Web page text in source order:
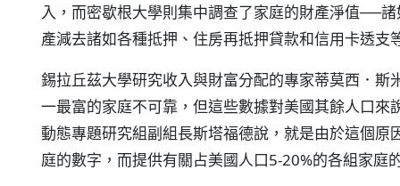
入，而密歇根大學則集中調查了家庭的財產淨值──
產減去諸如各種抵押、住房再抵押貸款和信用卡透支
錫拉丘茲大學研究收入與財富分配的專家蒂莫西．
一最富的家庭不可靠，但這些數據對美國其餘人口
動態專題研究組副組長斯塔福德說，就是由於這個
庭的數字，而提供有關占美國人口5-20%的各組家庭